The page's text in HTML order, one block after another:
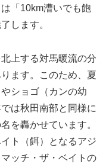
「10km漕いでも飽
します。
上する対馬暖流の分
ます。このため、夏
ショゴ（カンの幼
は秋田南部と同様に
を轟かせています。
ト（餌）となるアジ
ッチ・ザ・ベイトの